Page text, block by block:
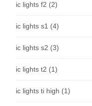
ic lights f2 (2)
ic lights s1 (4)
ic lights s2 (3)
ic lights t2 (1)
ic lights ti high (1)